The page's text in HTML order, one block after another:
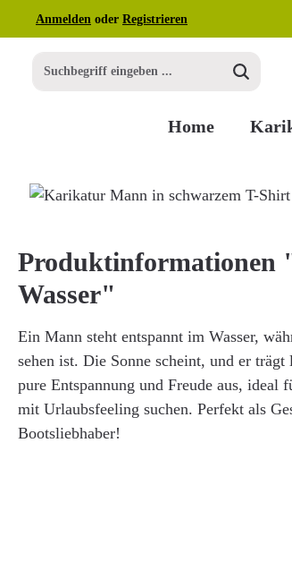
Hauptinhalt springen
Zur Suche springen
Zur Hauptnavigation springen
Anmelden oder Registrieren
Home
Bildergalerie überspringen
Produktinformationen
Wasser"
Ein Mann steht entspannt im Wasser,
sehen ist. Die Sonne scheint, und er
pure Entspannung und Freude aus,
mit Urlaubsfeeling suchen. Perfekt als
Bootsliebhaber!